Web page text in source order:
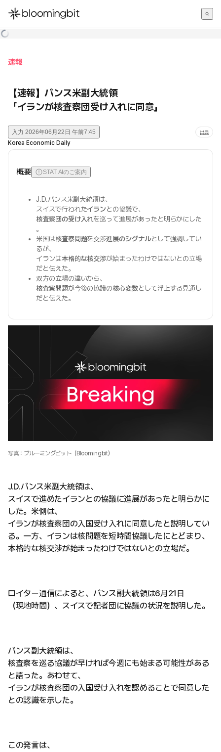
한국어
速報
【速報】バンス米副大統領
「イランが核査察団受け入れに同意」
入力 2026年06月22日 午前7:45 出典
Korea Economic Daily
概要 STAT AIのご案内
J.D.バンス米副大統領は、
スイスで行われたイランとの協議で、
核査察団の受け入れを巡って進展があったと明らかにした
。
米国は核査察問題を交渉進展のシグナルとして強調してい
るが、
イランは本格的な核交渉が始まったわけではないとの立場
だと伝えた。
双方の立場の違いから、
核査察問題が今後の協議の核心変数として浮上する見通し
だと伝えた。
写真：ブルーミングビット（Bloomingbit）
J.D.バンス米副大統領は、
スイスで進めたイランとの協議に進展があったと明らかに
した。米側は、
イランが核査察団の入国受け入れに同意したと説明してい
る。一方、イランは核問題を短時間協議したにとどまり、
本格的な核交渉が始まったわけではないとの立場だ。
ロイター通信によると、バンス副大統領は6月21日
（現地時間）、スイスで記者団に協議の状況を説明した。
バンス副大統領は、
核査察を巡る協議が早ければ今週にも始まる可能性がある
と語った。あわせて、
イランが核査察団の入国受け入れを認めることで同意した
との認識を示した。
この発言は、